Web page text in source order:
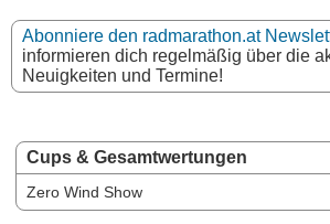
Cups & Gesamtwertungen
Zero Wind Show
Abonniere den radmarathon.at
informieren dich regelmäßig über die
Neuigkeiten und Termine!